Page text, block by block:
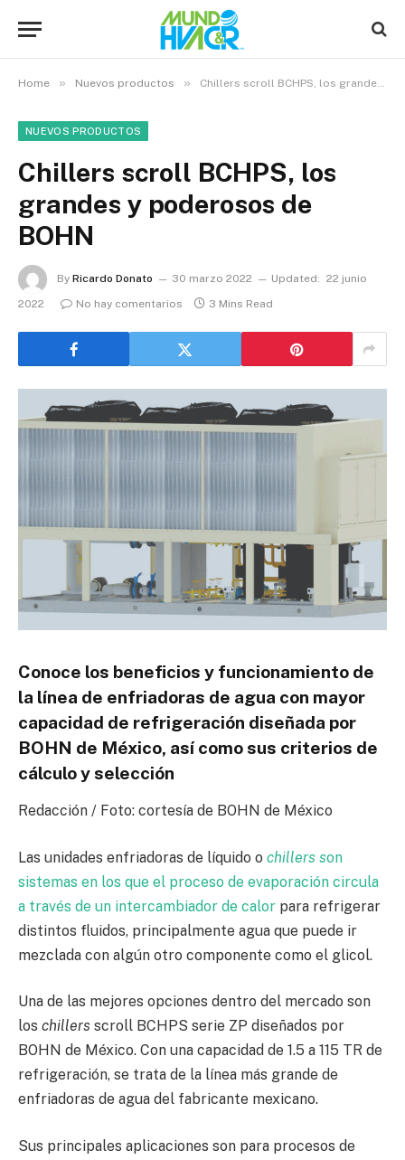
Home » Nuevos productos » Chillers scroll BCHPS, los grandes y poderosos de BOHN
NUEVOS PRODUCTOS
Chillers scroll BCHPS, los
grandes y poderosos de
BOHN
By Ricardo Donato 30 marzo 2022 Updated: 22 junio
2022
No hay comentarios 3 Mins Read
Conoce los beneficios y funcionamiento de
la línea de enfriadoras de agua con mayor
capacidad de refrigeración diseñada por
BOHN de México, así como sus criterios de
cálculo y selección
Redacción / Foto: cortesía de BOHN de México
Las unidades enfriadoras de líquido o chillers son
sistemas en los que el proceso de evaporación circula
a través de un intercambiador de calor para refrigerar
distintos fluidos, principalmente agua que puede ir
mezclada con algún otro componente como el glicol.
Una de las mejores opciones dentro del mercado son
los chillers scroll BCHPS serie ZP diseñados por
BOHN de México. Con una capacidad de 1.5 a 115 TR de
refrigeración, se trata de la línea más grande de
enfriadoras de agua del fabricante mexicano.
Sus principales aplicaciones son para procesos de